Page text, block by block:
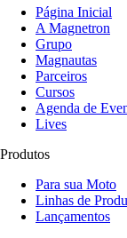
Página Inicial
A Magnetron
Grupo
Magnautas
Parceiros
Cursos
Agenda de
Lives
Produtos
Para sua Moto
Linhas de
Lançamentos